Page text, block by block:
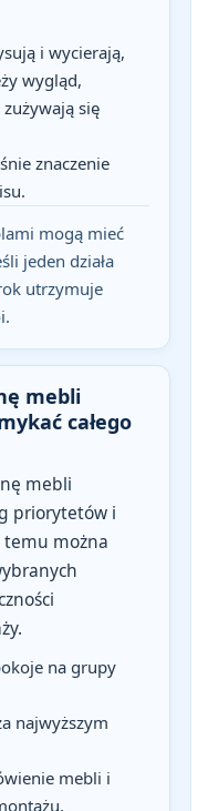
i wycierają,
wygląd,
się
znaczenie
mogą mieć
jeden działa
utrzymuje
mebli
całego
mebli
priorytetów i
temu można
na grupy
najwyższym
mebli i